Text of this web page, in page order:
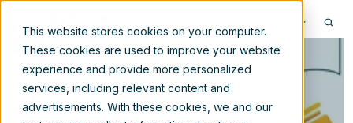
This website stores cookies on your computer.
These cookies are used to improve your website
experience and provide more personalized
services, including relevant content and
advertisements. With these cookies, we and our